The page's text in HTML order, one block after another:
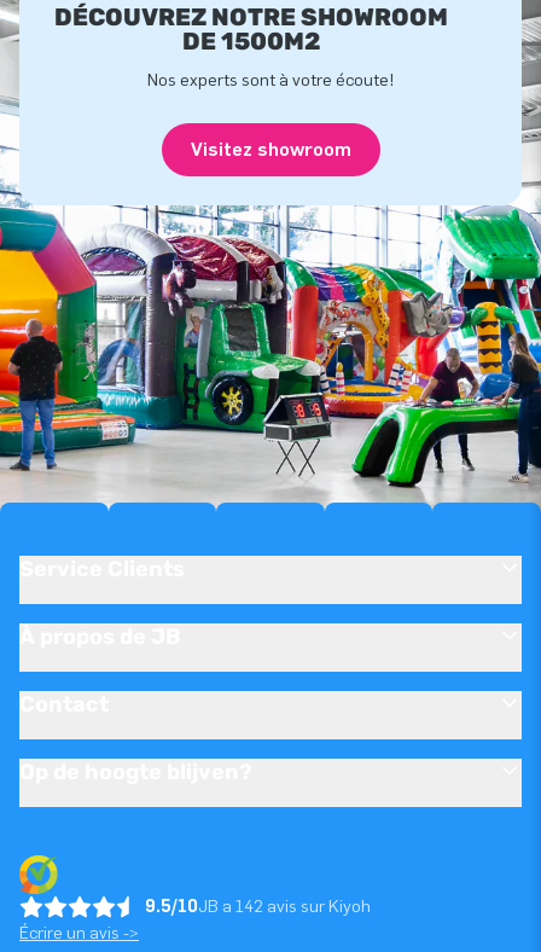
DÉCOUVREZ NOTRE SHOWROOM
DE 1500M2
Nos experts sont à votre écoute!
Visitez showroom
9.5/10JB a 142 avis sur Kiyoh
Écrire un avis ->